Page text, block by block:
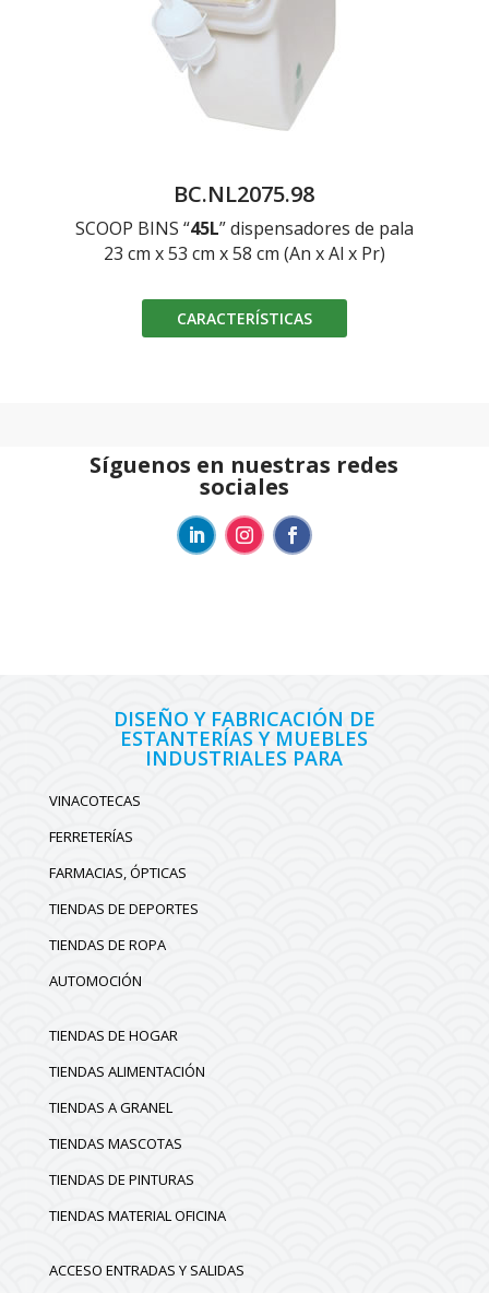
BC.NL2075.98
SCOOP BINS “45L” dispensadores de pala
23 cm x 53 cm x 58 cm (An x Al x Pr)
CARACTERÍSTICAS
Síguenos en nuestras redes
sociales
DISEÑO Y FABRICACIÓN DE
ESTANTERÍAS Y MUEBLES
INDUSTRIALES PARA
VINACOTECAS
FERRETERÍAS
FARMACIAS, ÓPTICAS
TIENDAS DE DEPORTES
TIENDAS DE ROPA
AUTOMOCIÓN
TIENDAS DE HOGAR
TIENDAS ALIMENTACIÓN
TIENDAS A GRANEL
TIENDAS MASCOTAS
TIENDAS DE PINTURAS
TIENDAS MATERIAL OFICINA
ACCESO ENTRADAS Y SALIDAS